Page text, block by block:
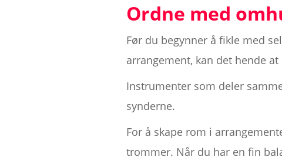
Ordne med
Før du begynner å fikle med
arrangement, kan det hende
Instrumenter som deler
synderne.
For å skape rom i
trommer. Når du har en fin